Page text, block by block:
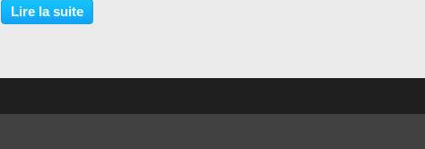
pas rester le privilège des grandes
marques ou grandes enseignes.
Lire la suite